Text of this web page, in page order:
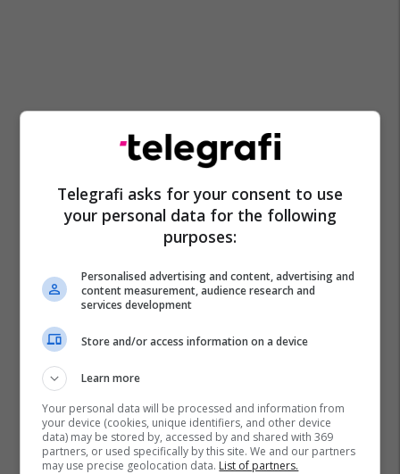
Telegrafi asks for your consent to use
your personal data for the following
purposes:
Personalised advertising and content, advertising and
content measurement, audience research and
services development
Store and/or access information on a device
Learn more
Your personal data will be processed and information from
your device (cookies, unique identifiers, and other device
data) may be stored by, accessed by and shared with 369
partners, or used specifically by this site. We and our partners
may use precise geolocation data. List of partners.